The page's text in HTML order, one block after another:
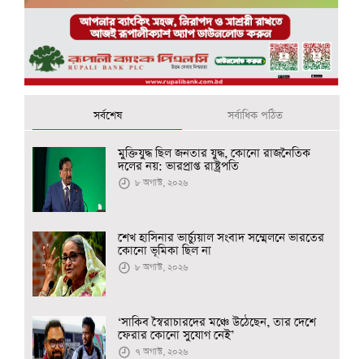
সর্বশেষ সর্বাধিক পঠিত
মুক্তিযুদ্ধ ছিল জনতার যুদ্ধ, কোনো রাজনৈতিক
দলের নয়: ভারপ্রাপ্ত রাষ্ট্রপতি
৮ অগাস্ট, ২০২৬
শেখ হাসিনার ভার্চ্যুয়াল সংবাদ সম্মেলনে ভারতের
কোনো ভূমিকা ছিল না
৮ অগাস্ট, ২০২৬
‘সাকিব স্বৈরাচারদের মঞ্চে উঠেছেন, তার দেশে
ফেরার কোনো সুযোগ নেই’
৭ অগাস্ট, ২০২৬